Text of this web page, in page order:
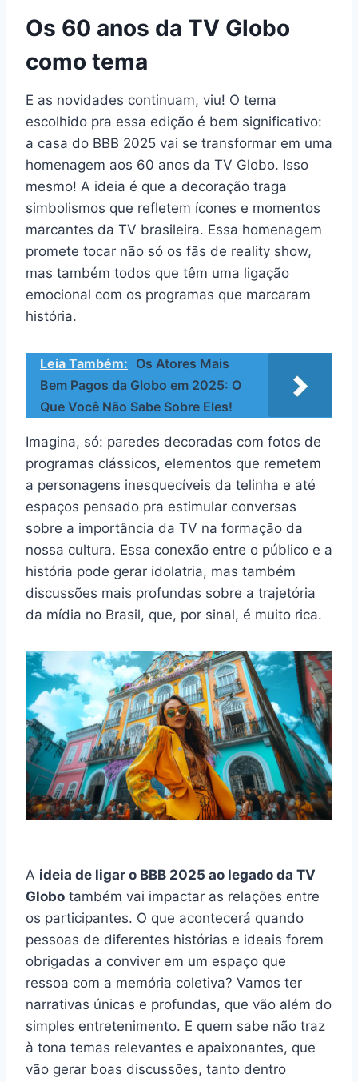
Os 60 anos da TV Globo
como tema
E as novidades continuam, viu! O tema
escolhido pra essa edição é bem significativo:
a casa do BBB 2025 vai se transformar em uma
homenagem aos 60 anos da TV Globo. Isso
mesmo! A ideia é que a decoração traga
simbolismos que refletem ícones e momentos
marcantes da TV brasileira. Essa homenagem
promete tocar não só os fãs de reality show,
mas também todos que têm uma ligação
emocional com os programas que marcaram
história.
Leia Também: Os Atores Mais
Bem Pagos da Globo em 2025: O
Que Você Não Sabe Sobre Eles!
Imagina, só: paredes decoradas com fotos de
programas clássicos, elementos que remetem
a personagens inesquecíveis da telinha e até
espaços pensado pra estimular conversas
sobre a importância da TV na formação da
nossa cultura. Essa conexão entre o público e a
história pode gerar idolatria, mas também
discussões mais profundas sobre a trajetória
da mídia no Brasil, que, por sinal, é muito rica.
A ideia de ligar o BBB 2025 ao legado da TV
Globo também vai impactar as relações entre
os participantes. O que acontecerá quando
pessoas de diferentes histórias e ideais forem
obrigadas a conviver em um espaço que
ressoa com a memória coletiva? Vamos ter
narrativas únicas e profundas, que vão além do
simples entretenimento. E quem sabe não traz
à tona temas relevantes e apaixonantes, que
vão gerar boas discussões, tanto dentro